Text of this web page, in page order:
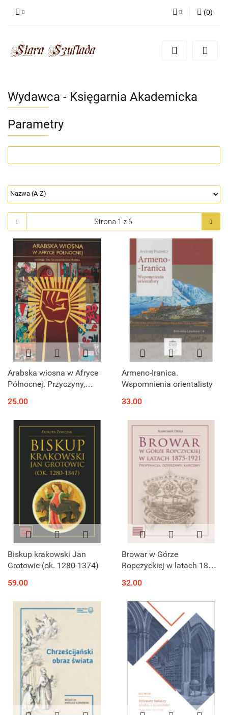
Zarejestruj się
(0)
Wydawca - Księgarnia Akademicka
Parametry
Arabska wiosna w Afryce
Północnej. Przyczyny,
25.00
Armeno-Iranica.
Wspomnienia orientalisty
33.00
Biskup krakowski Jan
Grotowic (ok. 1280-1374)
59.00
Browar w Górze
Ropczyckiej w latach 1875
dzierżawy, karczmy
32.00